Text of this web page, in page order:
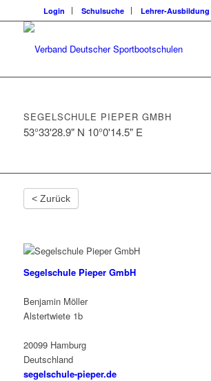
Login Schulsuche Lehrer-Ausbildung
SEGELSCHULE PIEPER GMBH
53°33'28.9" N 10°0'14.5" E
< Zurück
Segelschule Pieper GmbH
Benjamin Möller
Alstertwiete 1b
20099 Hamburg
Deutschland
segelschule-pieper.de